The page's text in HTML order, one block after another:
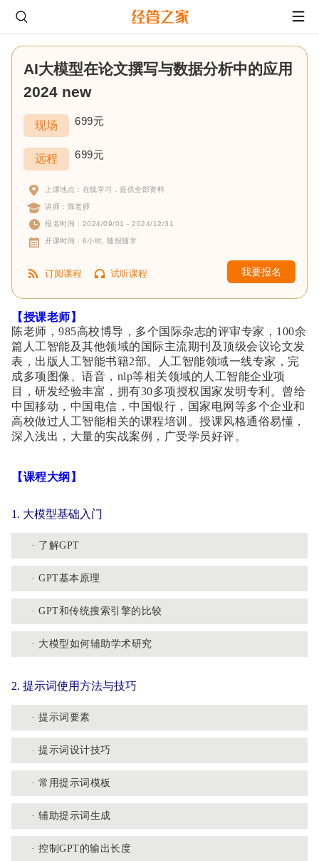
AI大模型在论文撰写与数据分析中的应用
2024 new
现场 699元
远程 699元
上课地点：在线学习，提供全部资料
讲师：陈老师
报名时间：2024/09/01 - 2024/12/31
开课时间：6小时, 随报随学
订阅课程 试听课程 我要报名
【授课老师】
陈老师，985高校博导，多个国际杂志的评审专家，100余
篇人工智能及其他领域的国际主流期刊及顶级会议论文发
表，出版人工智能书籍2部。人工智能领域一线专家，完
成多项图像、语音，nlp等相关领域的人工智能企业项
目，研发经验丰富，拥有30多项授权国家发明专利。曾给
中国移动，中国电信，中国银行，国家电网等多个企业和
高校做过人工智能相关的课程培训。授课风格通俗易懂，
深入浅出，大量的实战案例，广受学员好评。
【课程大纲】
1. 大模型基础入门
· 了解GPT
· GPT基本原理
· GPT和传统搜索引擎的比较
· 大模型如何辅助学术研究
2. 提示词使用方法与技巧
· 提示词要素
· 提示词设计技巧
· 常用提示词模板
· 辅助提示词生成
· 控制GPT的输出长度